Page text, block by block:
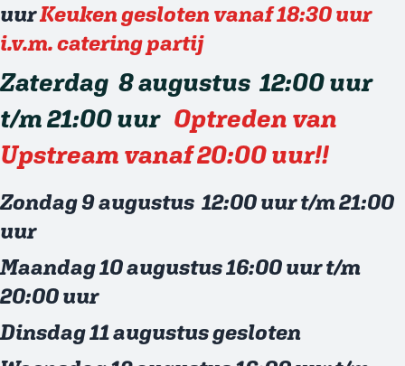
uurKeuken gesloten vanaf 18:30 uur
i.v.m. catering partij
Zaterdag 8 augustus 12:00 uur
t/m 21:00 uur Optreden van
Upstream vanaf 20:00 uur!!
Zondag 9 augustus 12:00 uur t/m 21:00
uur
Maandag 10 augustus 16:00 uur t/m
20:00 uur
Dinsdag 11 augustus gesloten